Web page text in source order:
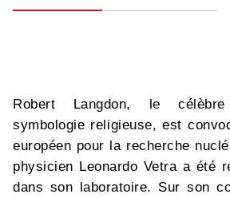
Robert Langdon, le
symbologie religieuse, est
européen pour la recherche
physicien Leonardo Vetra a été
dans son laboratoire. Sur son